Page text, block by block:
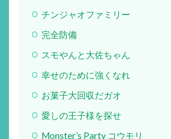
チンジャオファミリー
完全防備
スモやんと大佐ちゃん
幸せのために強くなれ
お菓子大回収だガオ
愛しの王子様を探せ
Monster’s Party コウモリ